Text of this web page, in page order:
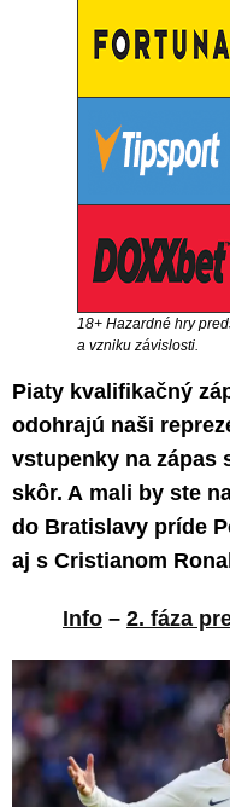
18+ Hazardné hry
a vzniku závislosti.
Piaty kvalifikačný
odohrajú naši
vstupenky na zápas
skôr. A mali by ste
do Bratislavy príde
aj s Cristianom
Info – 2. fáza